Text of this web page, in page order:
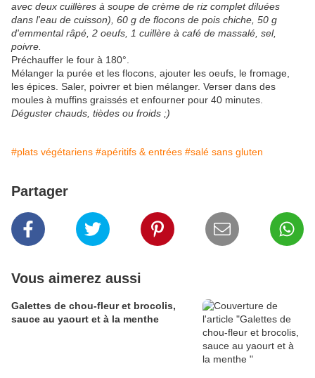
avec deux cuillères à soupe de crème de riz complet diluées
dans l'eau de cuisson), 60 g de flocons de pois chiche, 50 g
d'emmental râpé, 2 oeufs, 1 cuillère à café de massalé, sel,
poivre.
Préchauffer le four à 180°.
Mélanger la purée et les flocons, ajouter les oeufs, le fromage,
les épices. Saler, poivrer et bien mélanger. Verser dans des
moules à muffins graissés et enfourner pour 40 minutes.
Déguster chauds, tièdes ou froids ;)
#plats végétariens #apéritifs & entrées #salé sans gluten
Partager
Vous aimerez aussi
Galettes de chou-fleur et brocolis,
sauce au yaourt et à la menthe